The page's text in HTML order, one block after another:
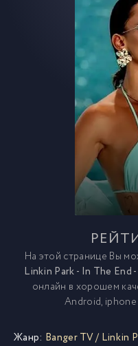
На этой странице Вы
Linkin Park - In The End
онлайн в хорошем
Android,
Жанр: Banger TV/ Linkin